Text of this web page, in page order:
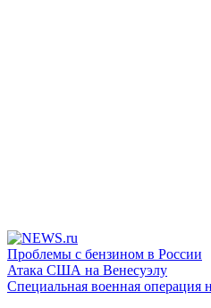
Проблемы с бензином в России
Атака США на Венесуэлу
Специальная военная